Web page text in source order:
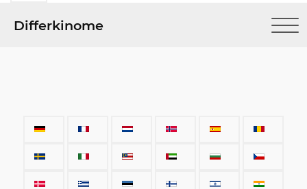
Differkinome